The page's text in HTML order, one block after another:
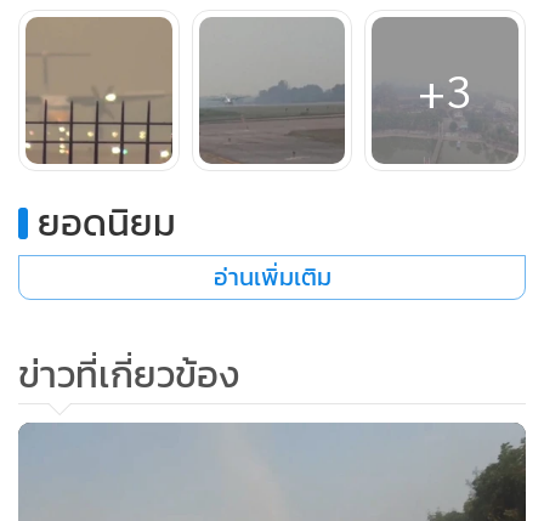
เมืองลำปางเกินค่ามาตราฐานติดต่อกันเป็นวันที่สามแล้ว
+3
ยอดนิยม
อ่านเพิ่มเติม
ข่าวที่เกี่ยวข้อง